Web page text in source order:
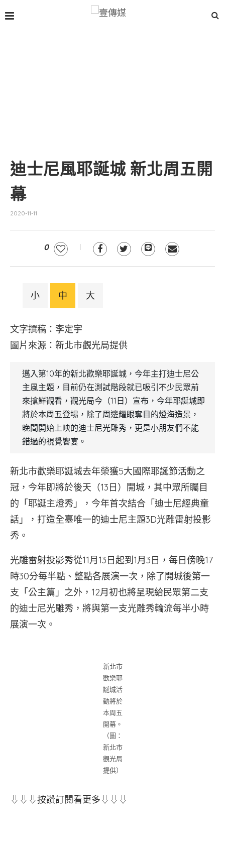
迪士尼風耶誕城 新北周五開
幕
2020-11-11
0
小 中 大
文字撰稿：李定宇
圖片來源：新北市觀光局提供
邁入第10年的新北歡樂耶誕城，今年主打迪士尼公
主風主題，目前仍在測試階段就已吸引不少民眾前
來搶鮮觀看，觀光局今（11日）宣布，今年耶誕城即
將於本周五登場，除了周邊耀眼奪目的燈海造景，
晚間開始上映的迪士尼光雕秀，更是小朋友們不能
錯過的視覺饗宴。
新北市歡樂耶誕城去年榮獲5大國際耶誕節活動之
冠，今年即將於後天（13日）開城，其中眾所矚目
的「耶誕主燈秀」，今年首次結合「迪士尼經典童
話」，打造全臺唯一的迪士尼主題3D光雕雷射投影
秀。
光雕雷射投影秀從11月13日起到1月3日，每日傍晚17
時30分每半點、整點各展演一次，除了開城後第一
支「公主篇」之外，12月初也將呈現給民眾第二支
的迪士尼光雕秀，將與第一支光雕秀輪流每半小時
展演一次。
新北市
歡樂耶
誕城活
動將於
本周五
開幕。
（圖：
新北市
觀光局
提供）
⇩⇩⇩按讚訂閱看更多⇩⇩⇩